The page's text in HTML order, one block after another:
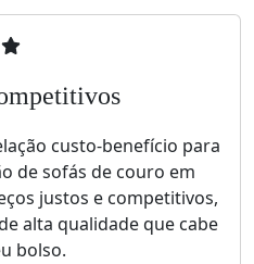
custo-benefício para
de sofás de couro em
justos e competitivos,
alta qualidade que cabe
bolso.